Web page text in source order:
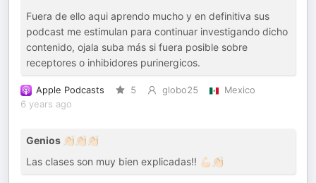
Fuera de ello aqui aprendo mucho y en definitiva sus
podcast me estimulan para continuar investigando dicho
contenido, ojala suba más si fuera posible sobre
receptores o inhibidores purinergicos.
Apple Podcasts 5 globo25
Mexico
6 years ago
Genios 👏🏻👏🏻👏🏻
Las clases son muy bien explicadas!! 💪🏻👏🏻